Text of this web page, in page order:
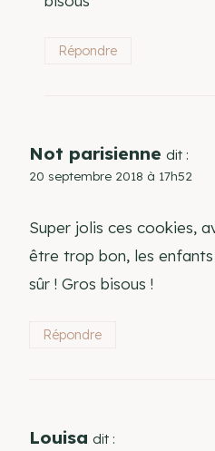
Répondre
Not parisienne dit :
20 septembre 2018 à 17h52
Super jolis ces cookies,
être trop bon, les
sûr ! Gros bisous !
Répondre
Louisa dit :